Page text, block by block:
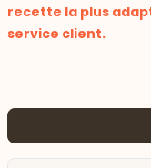
recette la plus
service client.